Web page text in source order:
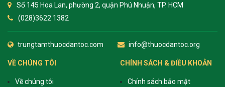
Số 145 Hoa Lan, phường 2, quận Phú Nhuận, TP. HCM
(028)3622 1382
trungtamthuocdantoc.com info@thuocdantoc.org
VỀ CHÚNG TÔI
Về chúng tôi
CHÍNH SÁCH & ĐIỀU KHOẢN
Chính sách bảo mật